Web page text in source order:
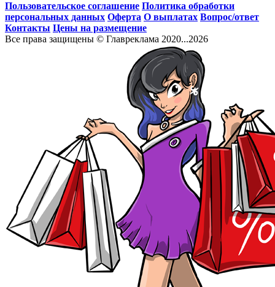
Пользовательское соглашение Политика обработки
персональных данных Оферта О выплатах Вопрос/ответ
Контакты Цены на размещение
Все права защищены © Главреклама 2020...2026